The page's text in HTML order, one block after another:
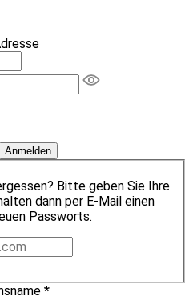
Anmelden
Bitte geben Sie Ihre
dann per E-Mail einen
Passworts.
*